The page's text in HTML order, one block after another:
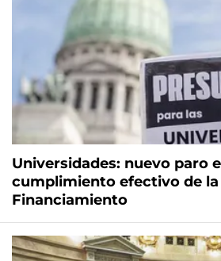
Universidades: nuevo paro
cumplimiento efectivo de la
Financiamiento